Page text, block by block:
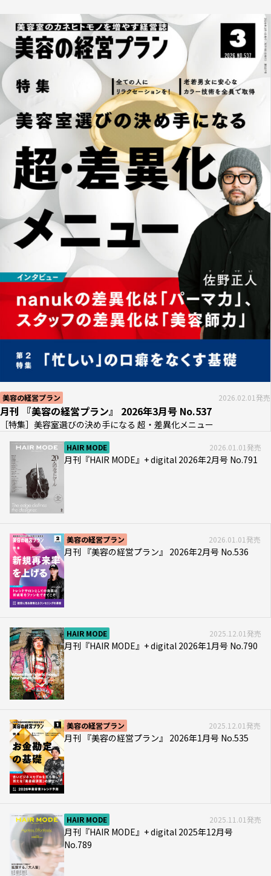
美容の経営プラン 2026.02.01発売
月刊 『美容の経営プラン』 2026年3月号 No.537
［特集］美容室選びの決め手になる 超・差異化メニュー
HAIR MODE 2026.01.01発売
月刊『HAIR MODE』+ digital 2026年2月号 No.791
美容の経営プラン 2026.01.01発売
月刊 『美容の経営プラン』 2026年2月号 No.536
HAIR MODE 2025.12.01発売
月刊『HAIR MODE』+ digital 2026年1月号 No.790
美容の経営プラン 2025.12.01発売
月刊 『美容の経営プラン』 2026年1月号 No.535
HAIR MODE 2025.11.01発売
月刊『HAIR MODE』+ digital 2025年12月号
No.789